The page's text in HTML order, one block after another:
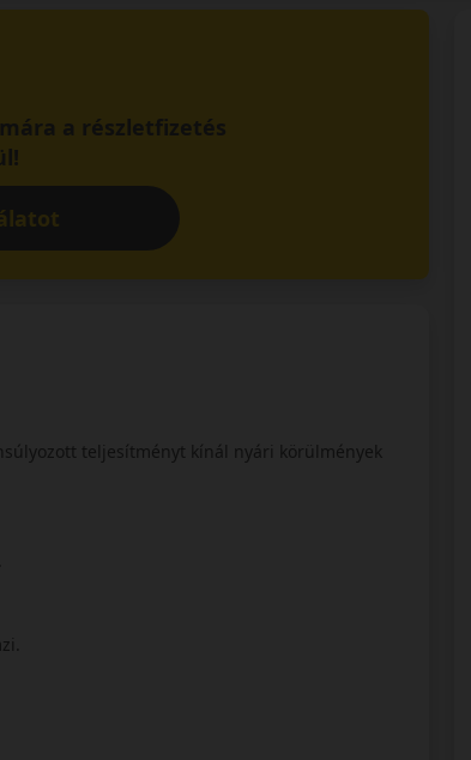
a részletfizetés
teljesítményt kínál nyári körülmények